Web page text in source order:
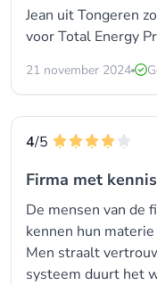
Jean uit Tongeren
voorTotal Energy
21 november 2024
4/5
Firma met
De mensen van de
kennen hun
Men straalt
systeem duurt het